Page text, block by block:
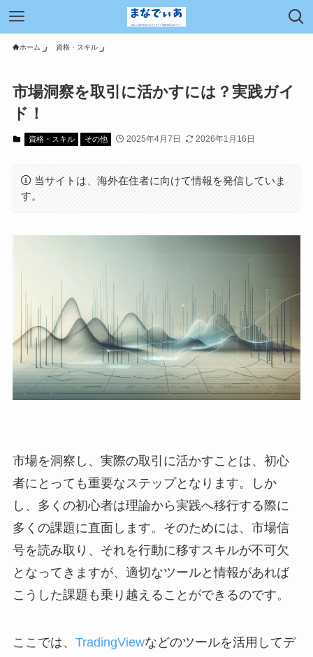
ホーム 資格・スキル
市場洞察を取引に活かすには？実践ガイ
ド！
資格・スキル その他 2025年4月7日 2026年1月16日
当サイトは、海外在住者に向けて情報を発信していま
す。
市場を洞察し、実際の取引に活かすことは、初心
者にとっても重要なステップとなります。しか
し、多くの初心者は理論から実践へ移行する際に
多くの課題に直面します。そのためには、市場信
号を読み取り、それを行動に移すスキルが不可欠
となってきますが、適切なツールと情報があれば
こうした課題も乗り越えることができるのです。
ここでは、 TradingViewなどのツールを活用してデ